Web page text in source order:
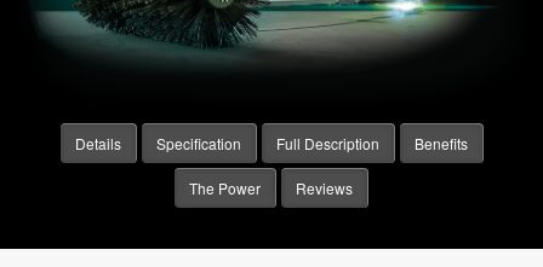
Details Specification Full Description Benefits
The Power Reviews